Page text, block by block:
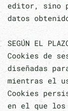
editor, sino
datos
SEGÚN EL
Cookies de
diseñadas
mientras el
Cookies
en el que los